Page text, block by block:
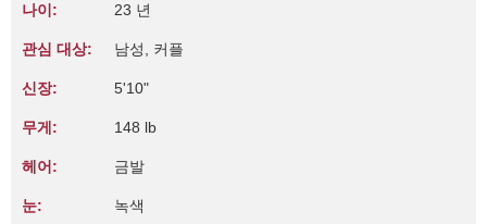
나이: 23 년
관심 대상: 남성, 커플
신장: 5'10"
무게: 148 lb
헤어: 금발
눈: 녹색